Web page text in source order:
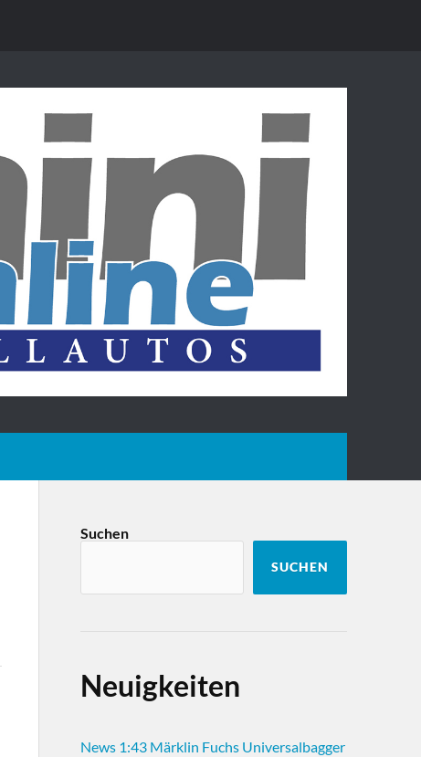
Suchen
SUCHEN
Neuigkeiten
News 1:43 Märklin Fuchs Universalbagger